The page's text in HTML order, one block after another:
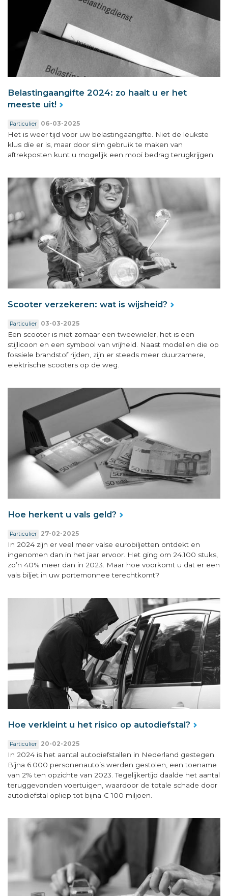
Belastingaangifte 2024: zo haalt u er het
meeste uit!
Particulier 06-03-2025
Het is weer tijd voor uw belastingaangifte. Niet de leukste
klus die er is, maar door slim gebruik te maken van
aftrekposten kunt u mogelijk een mooi bedrag terugkrijgen.
Scooter verzekeren: wat is wijsheid?
Particulier 03-03-2025
Een scooter is niet zomaar een tweewieler, het is een
stijlicoon en een symbool van vrijheid. Naast modellen die op
fossiele brandstof rijden, zijn er steeds meer duurzamere,
elektrische scooters op de weg.
Hoe herkent u vals geld?
Particulier 27-02-2025
In 2024 zijn er veel meer valse eurobiljetten ontdekt en
ingenomen dan in het jaar ervoor. Het ging om 24.100 stuks,
zo’n 40% meer dan in 2023. Maar hoe voorkomt u dat er een
vals biljet in uw portemonnee terechtkomt?
Hoe verkleint u het risico op autodiefstal?
Particulier 20-02-2025
In 2024 is het aantal autodiefstallen in Nederland gestegen.
Bijna 6.000 personenauto’s werden gestolen, een toename
van 2% ten opzichte van 2023. Tegelijkertijd daalde het aantal
teruggevonden voertuigen, waardoor de totale schade door
autodiefstal opliep tot bijna € 100 miljoen.